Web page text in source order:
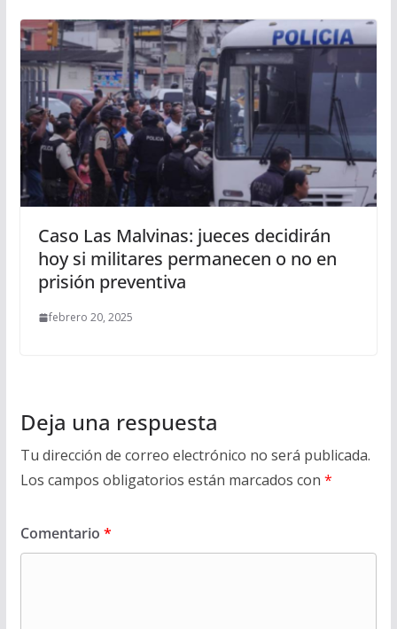
Caso Las Malvinas: jueces decidirán
hoy si militares permanecen o no en
prisión preventiva
febrero 20, 2025
Deja una respuesta
Tu dirección de correo electrónico no será publicada.
Los campos obligatorios están marcados con *
Comentario *